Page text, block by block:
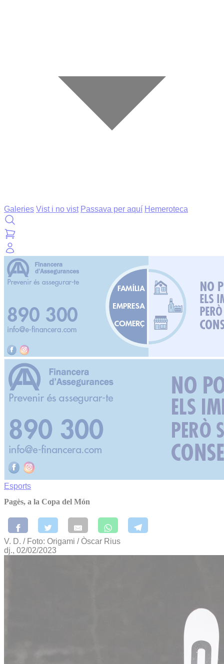
Galeries Vist i no vist Passava per aquí Hemeroteca
Esports
Pagès, a la Copa del Món
V. D. / Foto: Origami / Òscar Rius
dj., 02/02/2023